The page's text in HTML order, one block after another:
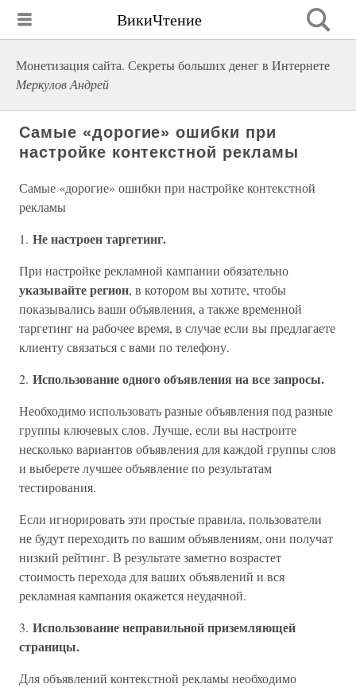
ВикиЧтение
Монетизация сайта. Секреты больших денег в Интернете
Меркулов Андрей
Самые «дорогие» ошибки при
настройке контекстной рекламы
Самые «дорогие» ошибки при настройке контекстной
рекламы
1. Не настроен таргетинг.
При настройке рекламной кампании обязательно
указывайте регион, в котором вы хотите, чтобы
показывались ваши объявления, а также временной
таргетинг на рабочее время, в случае если вы предлагаете
клиенту связаться с вами по телефону.
2. Использование одного объявления на все запросы.
Необходимо использовать разные объявления под разные
группы ключевых слов. Лучше, если вы настроите
несколько вариантов объявления для каждой группы слов
и выберете лучшее объявление по результатам
тестирования.
Если игнорировать эти простые правила, пользователи
не будут переходить по вашим объявлениям, они получат
низкий рейтинг. В результате заметно возрастет
стоимость перехода для ваших объявлений и вся
рекламная кампания окажется неудачной.
3. Использование неправильной приземляющей
страницы.
Для объявлений контекстной рекламы необходимо